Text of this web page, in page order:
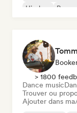
Hip-hop
Pop
> 1800
Dance music
Trouver ou
Ajouter dans